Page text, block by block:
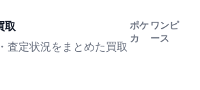
取
査定状況をまとめた買取
ポケ
カ
ワンピ
ース